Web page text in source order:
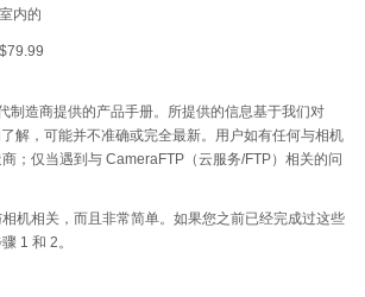
室内的
$79.99
制造商提供的产品手册。所提供的信息基于我们对
解，可能并不准确或完全最新。用户如有任何与相机
；仅当遇到与 CameraFTP（云服务/FTP）相关的问
机相关，而且非常简单。如果您之前已经完成过这些
1 和 2。